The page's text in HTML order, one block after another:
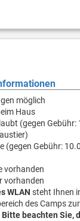
möglich
Haus
(gegen Gebühr:
(gegen Gebühr:
vorhanden
vorhanden
WLAN steht Ihnen
des Camps zur
Bitte beachten Sie,